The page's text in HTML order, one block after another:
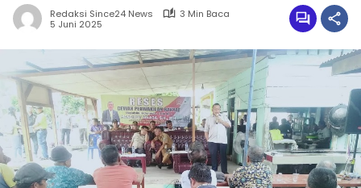
Redaksi Since24 News
3 Min Baca
5 Juni 2025